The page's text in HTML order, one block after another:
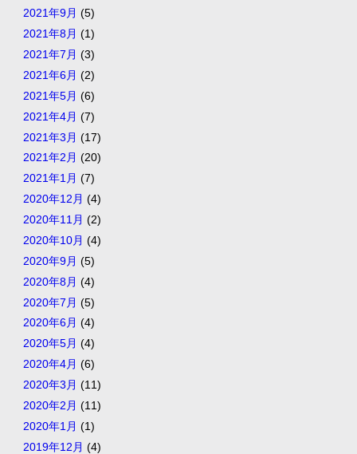
2021年9月 (5)
2021年8月 (1)
2021年7月 (3)
2021年6月 (2)
2021年5月 (6)
2021年4月 (7)
2021年3月 (17)
2021年2月 (20)
2021年1月 (7)
2020年12月 (4)
2020年11月 (2)
2020年10月 (4)
2020年9月 (5)
2020年8月 (4)
2020年7月 (5)
2020年6月 (4)
2020年5月 (4)
2020年4月 (6)
2020年3月 (11)
2020年2月 (11)
2020年1月 (1)
2019年12月 (4)